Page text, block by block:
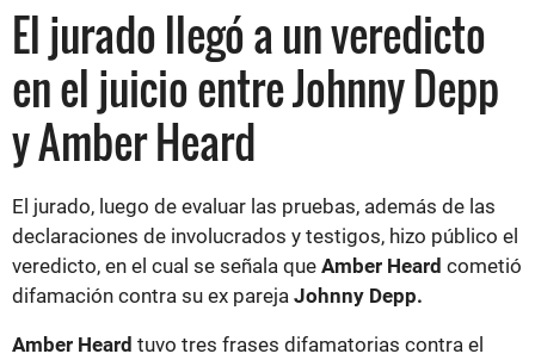
El jurado llegó a un veredicto
en el juicio entre Johnny Depp
y Amber Heard
El jurado, luego de evaluar las pruebas, además de las
declaraciones de involucrados y testigos, hizo público el
veredicto, en el cual se señala que Amber Heard cometió
difamación contra su ex pareja Johnny Depp.
Amber Heard tuvo tres frases difamatorias contra el